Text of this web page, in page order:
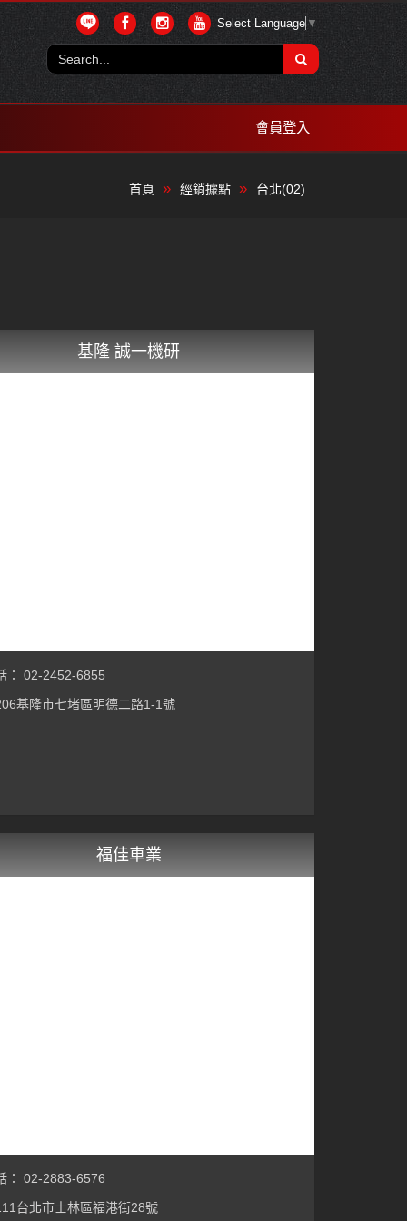
Select Language ▼
會員登入
首頁 經銷據點 台北(02)
基隆 誠一機研
： 02-2452-6855
基隆市七堵區明德二路1-1號
福佳車業
： 02-2883-6576
台北市士林區福港街28號